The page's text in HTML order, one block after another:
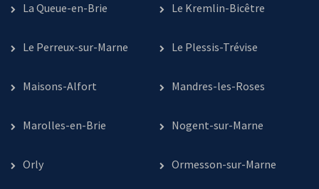
La Queue-en-Brie Le Kremlin-Bicêtre
Le Perreux-sur-Marne Le Plessis-Trévise
Maisons-Alfort Mandres-les-Roses
Marolles-en-Brie Nogent-sur-Marne
Orly Ormesson-sur-Marne